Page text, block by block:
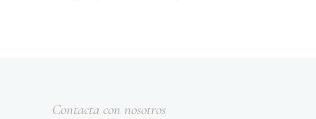
Contacta con nosotros